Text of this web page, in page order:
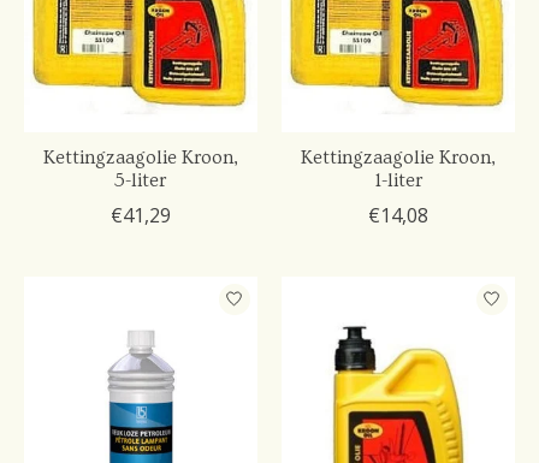
Kettingzaagolie Kroon,
5-liter
€41,29
Kettingzaagolie Kroon,
1-liter
€14,08